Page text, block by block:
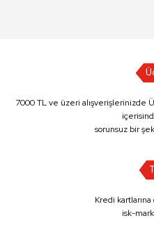
7000 TL ve üzeri alışverişlerinizde
sorunsuz bir
Kredi
isk-